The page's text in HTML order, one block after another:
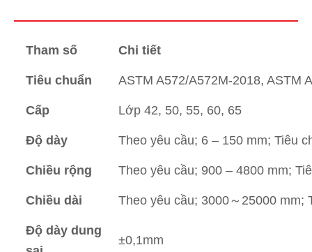
Tham số Chi tiết
Tiêu chuẩn ASTM A572/A572M-2018, ASTM
Cấp Lớp 42, 50, 55, 60, 65
Độ dày Theo yêu cầu; 6 – 150 mm; Tiêu
Chiều rộng Theo yêu cầu; 900 – 4800 mm;
Chiều dài Theo yêu cầu; 3000～25000 mm;
Độ dày dung
±0,1mm